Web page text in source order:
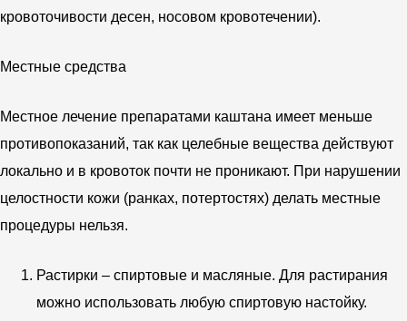
кровоточивости десен, носовом кровотечении).
Местные средства
Местное лечение препаратами каштана имеет меньше
противопоказаний, так как целебные вещества действуют
локально и в кровоток почти не проникают. При нарушении
целостности кожи (ранках, потертостях) делать местные
процедуры нельзя.
Растирки – спиртовые и масляные. Для растирания
можно использовать любую спиртовую настойку.